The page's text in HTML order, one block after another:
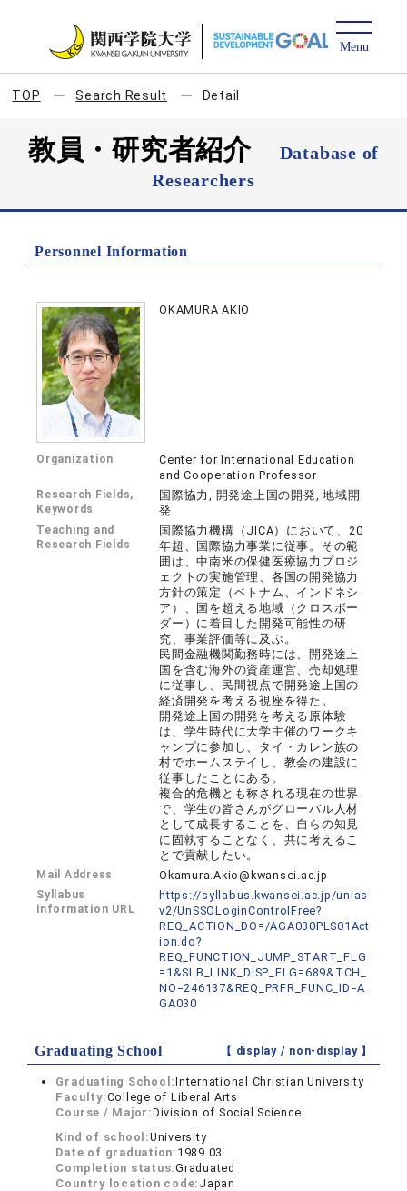
TOP Search Result Detail
教員・研究者紹介
Database of
Researchers
Personnel Information
OKAMURA AKIO
Organization
Center for International Education
and Cooperation Professor
Research Fields,
Keywords
国際協力, 開発途上国の開発, 地域開
発
Teaching and
Research Fields
国際協力機構（JICA）において、20
年超、国際協力事業に従事。その範
囲は、中南米の保健医療協力プロジ
ェクトの実施管理、各国の開発協力
方針の策定（ベトナム、インドネシ
ア）、国を超える地域（クロスボー
ダー）に着目した開発可能性の研
究、事業評価等に及ぶ。
民間金融機関勤務時には、開発途上
国を含む海外の資産運営、売却処理
に従事し、民間視点で開発途上国の
経済開発を考える視座を得た。
開発途上国の開発を考える原体験
は、学生時代に大学主催のワークキ
ャンプに参加し、タイ・カレン族の
村でホームステイし、教会の建設に
従事したことにある。
複合的危機とも称される現在の世界
で、学生の皆さんがグローバル人材
として成長することを、自らの知見
に固執することなく、共に考えるこ
とで貢献したい。
Mail Address Okamura.Akio@kwansei.ac.jp
Syllabus
information URL
https://syllabus.kwansei.ac.jp/unias
v2/UnSSOLoginControlFree?
REQ_ACTION_DO=/AGA030PLS01Act
ion.do?
REQ_FUNCTION_JUMP_START_FLG
=1&SLB_LINK_DISP_FLG=689&TCH_
NO=246137&REQ_PRFR_FUNC_ID=A
GA030
Graduating School 【 display / non-display】
Graduating School:International Christian University
Faculty:College of Liberal Arts
Course / Major:Division of Social Science
Kind of school:University
Date of graduation: 1989.03
Completion status:Graduated
Country location code: Japan